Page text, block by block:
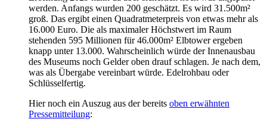
werden. Anfangs wurden 200 geschätzt. Es wird 31.500m²
groß. Das ergibt einen Quadratmeterpreis von etwas mehr als
16.000 Euro. Die als maximaler Höchstwert im Raum
stehenden 595 Millionen für 46.000m² Elbtower ergeben
knapp unter 13.000. Wahrscheinlich würde der Innenausbau
des Museums noch Gelder oben drauf schlagen. Je nach dem,
was als Übergabe vereinbart würde. Edelrohbau oder
Schlüsselfertig.
Hier noch ein Auszug aus der bereits oben erwähnten
Pressemitteilung: